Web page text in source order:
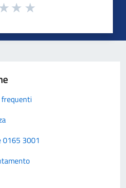
frequenti
0165 3001